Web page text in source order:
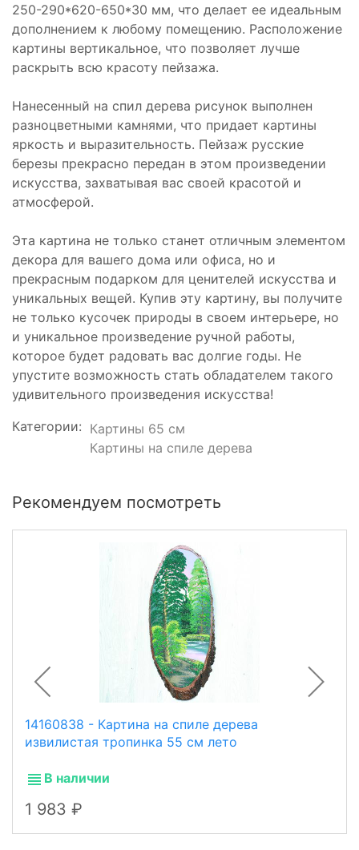
250-290*620-650*30 мм, что делает ее идеальным
дополнением к любому помещению. Расположение
картины вертикальное, что позволяет лучше
раскрыть всю красоту пейзажа.
Нанесенный на спил дерева рисунок выполнен
разноцветными камнями, что придает картины
яркость и выразительность. Пейзаж русские
березы прекрасно передан в этом произведении
искусства, захватывая вас своей красотой и
атмосферой.
Эта картина не только станет отличным элементом
декора для вашего дома или офиса, но и
прекрасным подарком для ценителей искусства и
уникальных вещей. Купив эту картину, вы получите
не только кусочек природы в своем интерьере, но
и уникальное произведение ручной работы,
которое будет радовать вас долгие годы. Не
упустите возможность стать обладателем такого
удивительного произведения искусства!
Категории: Картины 65 см
Картины на спиле дерева
Рекомендуем посмотреть
14160838 - Картина на спиле дерева
извилистая тропинка 55 см лето
В наличии
1 983